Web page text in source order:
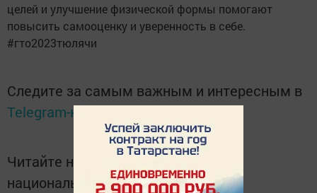
целей и улучшение физической формы помогают
повысить самооценку и уверенность в себе.
#гто2023тюлячи
Следите за самым важным и интересным в
Telegram-каналеТатмедиа
Читайте новости Татарстана в
национальном мессенджере MАХ: